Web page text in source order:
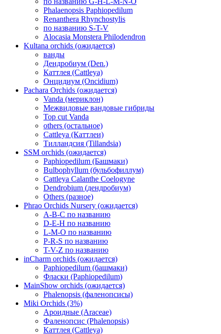
Phalaenopsis Paphiopedilum
Renanthera Rhynchostylis
по названию S-T-V
Alocasia Monstera Philodendron
Kultana orchids (ожидается)
ванды
Дендробиум (Den.)
Каттлея (Cattleya)
Онцидиум (Oncidium)
Pachara Orchids (ожидается)
Vanda (мериклон)
Межвидовые вандовые гибриды
Top cut Vanda
others (остальное)
Cattleya (Каттлеи)
Тилландсия (Tillandsia)
SSM orchids (ожидается)
Paphiopedilum (Башмаки)
Bulbophyllum (бульбофиллум)
Cattleya Calanthe Coelogyne
Dendrobium (дендробиум)
Others (разное)
Phrao Orchids Nursery (ожидается)
A-B-C по названию
D-E-H по названию
L-M-O по названию
P-R-S по названию
T-V-Z по названию
inCharm orchids (ожидается)
Paphiopedilum (башмаки)
Фласки (Paphiopedilum)
MainShow orchids (ожидается)
Phalenopsis (фаленопсисы)
Miki Orchids (3%)
Ароидные (Araceae)
Фаленопсис (Phalenopsis)
Каттлея (Cattleya)